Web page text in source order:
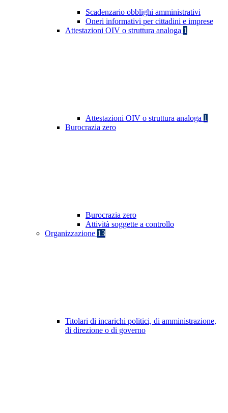
Scadenzario obblighi amministrativi
Oneri informativi per cittadini e imprese
Attestazioni OIV o struttura analoga 1
Attestazioni OIV o struttura analoga 1
Burocrazia zero
Burocrazia zero
Attività soggette a controllo
Organizzazione 13
Titolari di incarichi politici, di amministrazione,
di direzione o di governo